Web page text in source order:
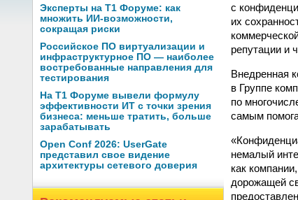
Эксперты на Т1 Форуме: как
множить ИИ-возможности,
сокращая риски
Российское ПО виртуализации и
инфраструктурное ПО — наиболее
востребованные направления для
тестирования
На Т1 Форуме вывели формулу
эффективности ИТ с точки зрения
бизнеса: меньше тратить, больше
зарабатывать
Open Conf 2026: UserGate
представил свое видение
архитектуры сетевого доверия
с
их
репутации и
Внедренная
в Группе
по
самым
немалый
как
дорожащей